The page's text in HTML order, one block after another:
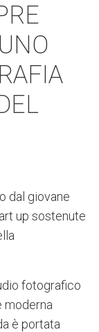
dal giovane
up sostenute
fotografico
moderna
è portata